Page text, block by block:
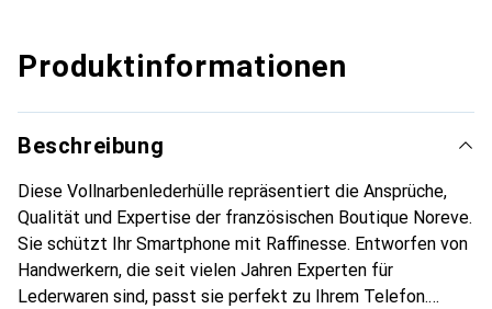
Produktinformationen
Beschreibung
Diese Vollnarbenlederhülle repräsentiert die Ansprüche,
Qualität und Expertise der französischen Boutique Noreve.
Sie schützt Ihr Smartphone mit Raffinesse. Entworfen von
Handwerkern, die seit vielen Jahren Experten für
Lederwaren sind, passt sie perfekt zu Ihrem Telefon.